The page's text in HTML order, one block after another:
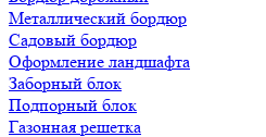
Металлический бордюр
Садовый бордюр
Оформление ландшафта
Заборный блок
Подпорный блок
Газонная решетка